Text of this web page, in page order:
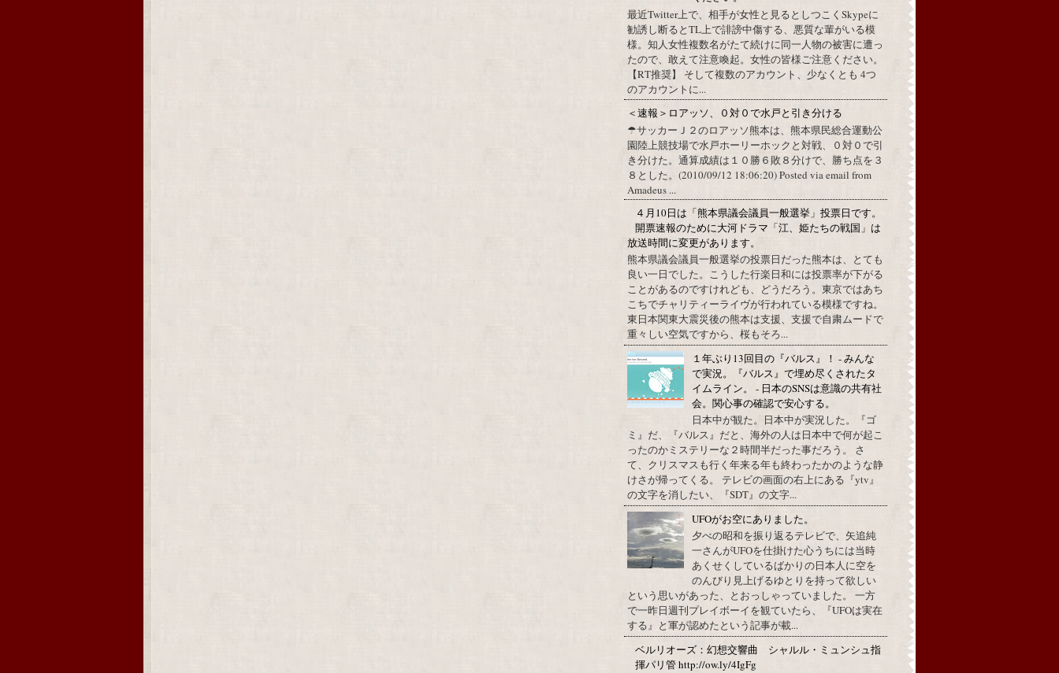
最近Twitter上で、相手が女性と見るとしつこくSkypeに
勧誘し断るとTL上で誹謗中傷する、悪質な輩がいる模
様。知人女性複数名がたて続けに同一人物の被害に遭っ
たので、敢えて注意喚起。女性の皆様ご注意ください。
【RT推奨】 そして複数のアカウント、少なくとも 4つ
のアカウントに...
＜速報＞ロアッソ、０対０で水戸と引き分ける
☂サッカーＪ２のロアッソ熊本は、熊本県民総合運動公
園陸上競技場で水戸ホーリーホックと対戦、０対０で引
き分けた。通算成績は１０勝６敗８分けで、勝ち点を３
８とした。(2010/09/12 18:06:20) Posted via email from
Amadeus ...
４月10日は「熊本県議会議員一般選挙」投票日です。
開票速報のために大河ドラマ「江、姫たちの戦国」は
放送時間に変更があります。
熊本県議会議員一般選挙の投票日だった熊本は、とても
良い一日でした。こうした行楽日和には投票率が下がる
ことがあるのですけれども、どうだろう。東京ではあち
こちでチャリティーライヴが行われている模様ですね。
東日本関東大震災後の熊本は支援、支援で自粛ムードで
重々しい空気ですから、桜もそろ...
１年ぶり13回目の『バルス』！ - みんな
で実況。『バルス』で埋め尽くされたタ
イムライン。 - 日本のSNSは意識の共有社
会。関心事の確認で安心する。
日本中が観た。日本中が実況した。『ゴ
ミ』だ、『バルス』だと、海外の人は日本中で何が起こ
ったのかミステリーな２時間半だった事だろう。 さ
て、クリスマスも行く年来る年も終わったかのような静
けさが帰ってくる。 テレビの画面の右上にある『ytv』
の文字を消したい、『SDT』の文字...
UFOがお空にありました。
夕べの昭和を振り返るテレビで、矢追純
一さんがUFOを仕掛けた心うちには当時
あくせくしているばかりの日本人に空を
のんびり見上げるゆとりを持って欲しい
という思いがあった、とおっしゃっていました。 一方
で一昨日週刊プレイボーイを観ていたら、『UFOは実在
する』と軍が認めたという記事が載...
ベルリオーズ：幻想交響曲 シャルル・ミュンシュ指
揮パリ管 http://ow.ly/4IgFg